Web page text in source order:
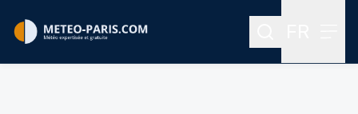
Rechercher